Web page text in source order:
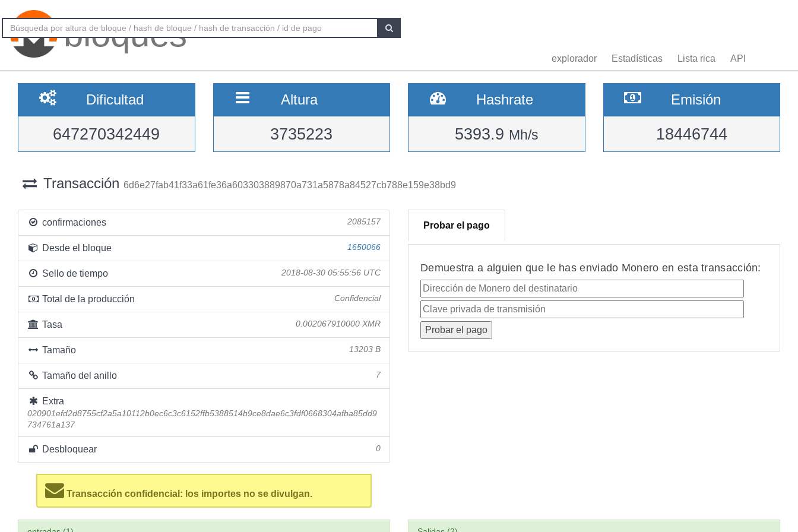
bloques
explorador Estadísticas Lista rica API
Dificultad
647270342449
Altura
3735223
Hashrate
5393.9 Mh/s
Emisión
18446744
Transacción 6d6e27fab41f33a61fe36a603303889870a731a5878a84527cb788e159e38bd9
confirmaciones 2085157
Desde el bloque 1650066
Sello de tiempo 2018-08-30 05:55:56 UTC
Total de la producción Confidencial
Tasa 0.002067910000 XMR
Tamaño 13203 B
Tamaño del anillo 7
Extra
020901efd2d8755cf2a5a10112b0ec6c3c6152ffb5388514b9ce8dae6c3fdf0668304afba85dd9
734761a137
Desbloquear 0
Transacción confidencial: los importes no se divulgan.
Probar el pago
Demuestra a alguien que le has enviado Monero en esta transacción: